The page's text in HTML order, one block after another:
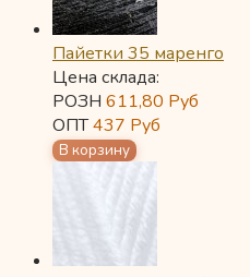
Пайетки 35 маренго
Цена склада:
РОЗН 611,80 Руб
ОПТ437 Руб